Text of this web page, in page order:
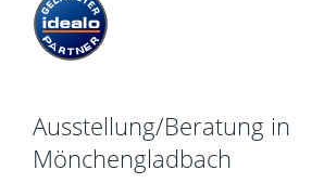
Ausstellung/Beratung in
Mönchengladbach